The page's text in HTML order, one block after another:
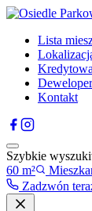
Lista
Deweloper
Kontakt
Szybkie
60 m²
Zadzwón